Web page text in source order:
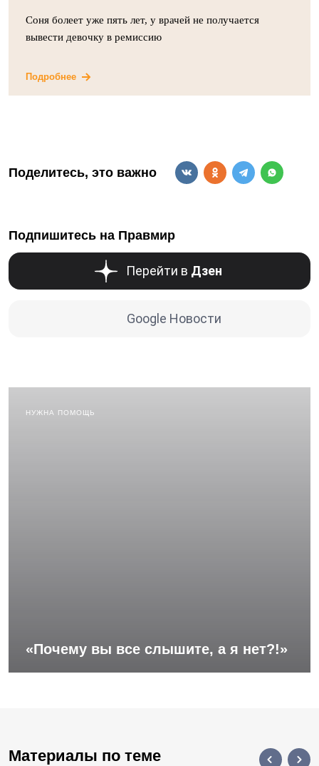
Соня болеет уже пять лет, у врачей не получается
вывести девочку в ремиссию
Подробнее
Поделитесь, это важно
Подпишитесь на Правмир
Перейти в Дзен
Google Новости
НУЖНА ПОМОЩЬ
«Почему вы все слышите, а я нет?!»
Материалы по теме